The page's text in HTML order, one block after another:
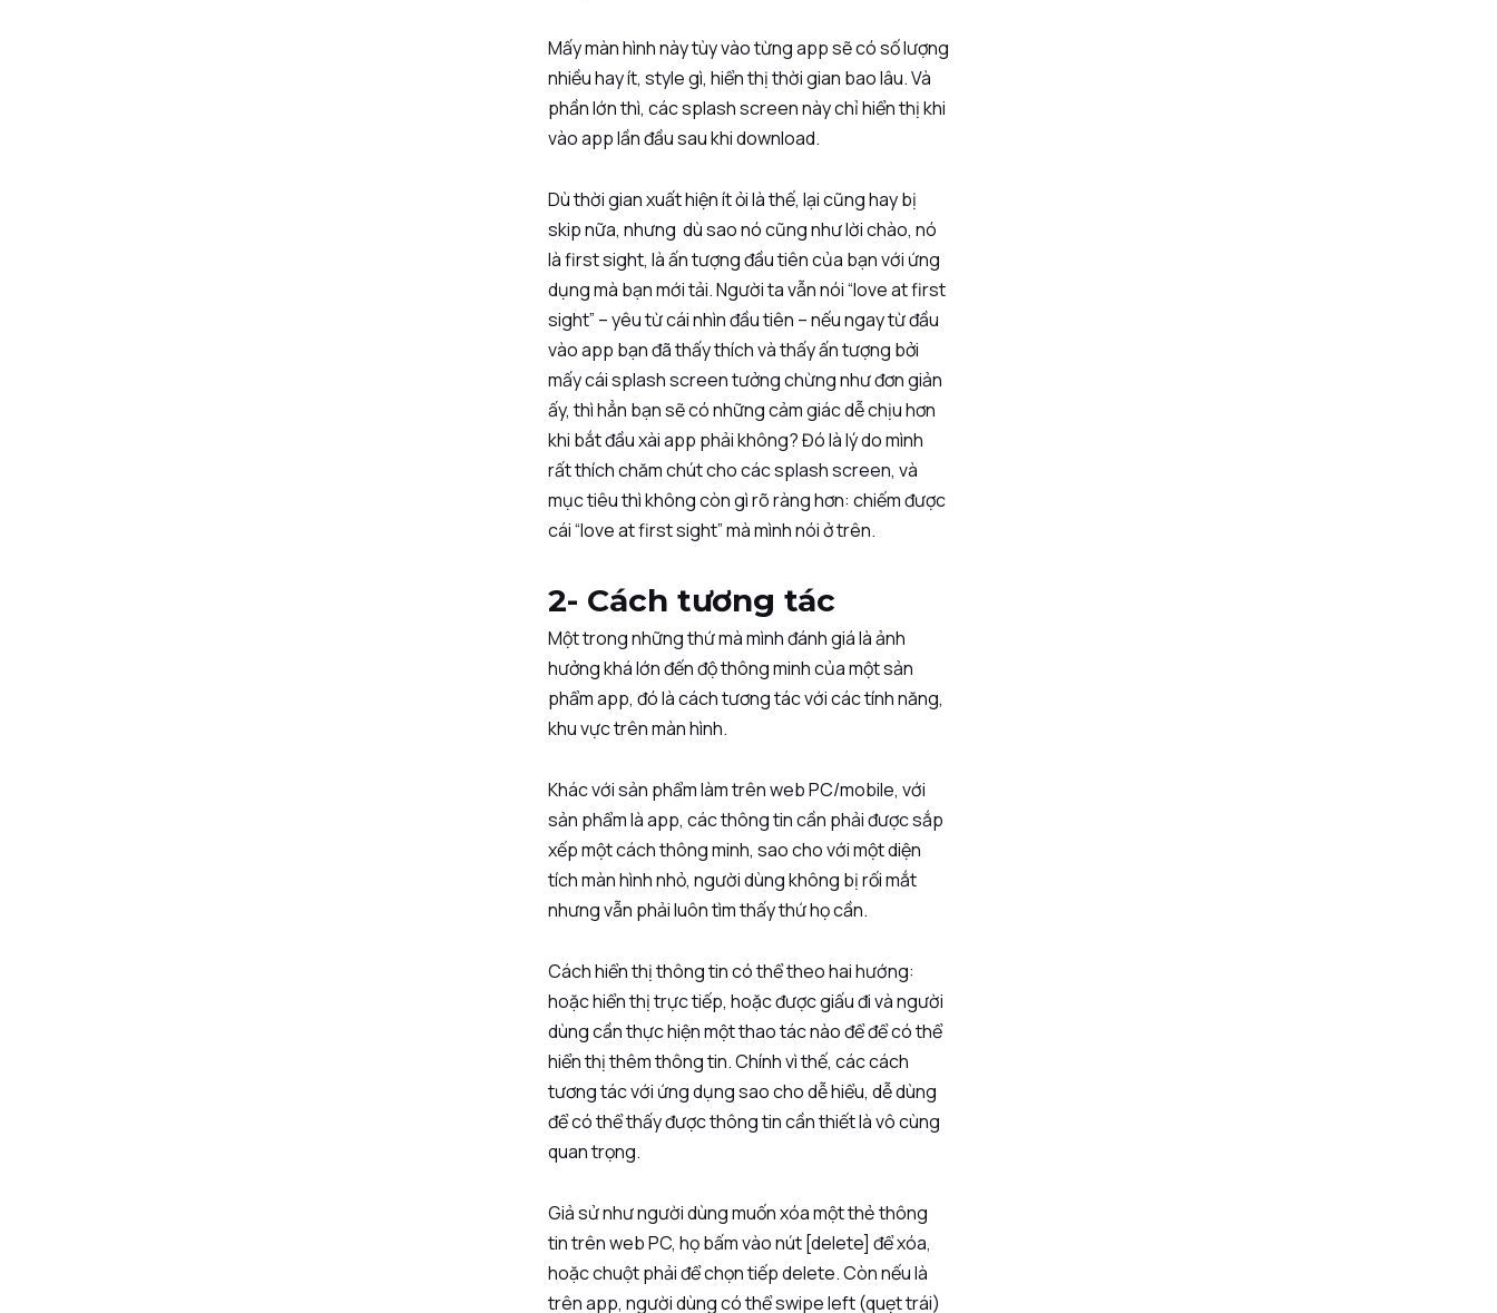
Mấy màn hình này tùy vào từng app sẽ có số lượng
nhiều hay ít, style gì, hiển thị thời gian bao lâu. Và
phần lớn thì, các splash screen này chỉ hiển thị khi
vào app lần đầu sau khi download.
Dù thời gian xuất hiện ít ỏi là thế, lại cũng hay bị
skip nữa, nhưng dù sao nó cũng như lời chào, nó
là first sight, là ấn tượng đầu tiên của bạn với ứng
dụng mà bạn mới tải. Người ta vẫn nói “love at first
sight” – yêu từ cái nhìn đầu tiên – nếu ngay từ đầu
vào app bạn đã thấy thích và thấy ấn tượng bởi
mấy cái splash screen tưởng chừng như đơn giản
ấy, thì hẳn bạn sẽ có những cảm giác dễ chịu hơn
khi bắt đầu xài app phải không? Đó là lý do mình
rất thích chăm chút cho các splash screen, và
mục tiêu thì không còn gì rõ ràng hơn: chiếm được
cái “love at first sight” mà mình nói ở trên.
2- Cách tương tác
Một trong những thứ mà mình đánh giá là ảnh
hưởng khá lớn đến độ thông minh của một sản
phẩm app, đó là cách tương tác với các tính năng,
khu vực trên màn hình.
Khác với sản phẩm làm trên web PC/mobile, với
sản phẩm là app, các thông tin cần phải được sắp
xếp một cách thông minh, sao cho với một diện
tích màn hình nhỏ, người dùng không bị rối mắt
nhưng vẫn phải luôn tìm thấy thứ họ cần.
Cách hiển thị thông tin có thể theo hai hướng:
hoặc hiển thị trực tiếp, hoặc được giấu đi và người
dùng cần thực hiện một thao tác nào để để có thể
hiển thị thêm thông tin. Chính vì thế, các cách
tương tác với ứng dụng sao cho dễ hiểu, dễ dùng
để có thể thấy được thông tin cần thiết là vô cùng
quan trọng.
Giả sử như người dùng muốn xóa một thẻ thông
tin trên web PC, họ bấm vào nút [delete] để xóa,
hoặc chuột phải để chọn tiếp delete. Còn nếu là
trên app, người dùng có thể swipe left (quẹt trái)